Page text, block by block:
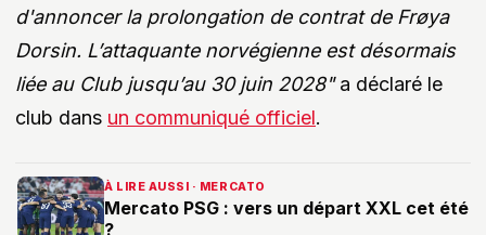
d'annoncer la prolongation de contrat de Frøya
Dorsin. L’attaquante norvégienne est désormais
liée au Club jusqu’au 30 juin 2028"a déclaré le
club dans un communiqué officiel.
À LIRE AUSSI · MERCATO
Mercato PSG : vers un départ XXL cet été
?